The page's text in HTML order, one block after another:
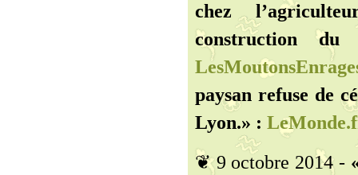
chez
construction
paysan refuse de
Lyon.» :
❦ 9 octobre 2014 -